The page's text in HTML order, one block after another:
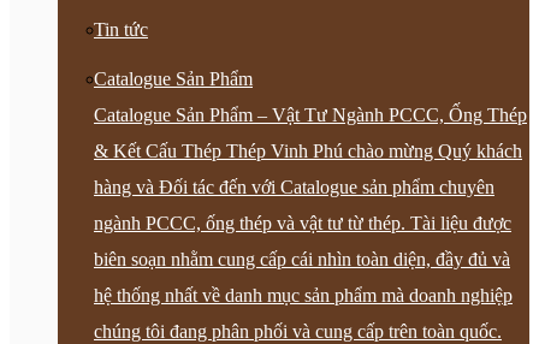
Tin tức
Catalogue Sản Phẩm
Catalogue Sản Phẩm – Vật Tư Ngành PCCC, Ống Thép
& Kết Cấu Thép Thép Vinh Phú chào mừng Quý khách
hàng và Đối tác đến với Catalogue sản phẩm chuyên
ngành PCCC, ống thép và vật tư từ thép. Tài liệu được
biên soạn nhằm cung cấp cái nhìn toàn diện, đầy đủ và
hệ thống nhất về danh mục sản phẩm mà doanh nghiệp
chúng tôi đang phân phối và cung cấp trên toàn quốc.